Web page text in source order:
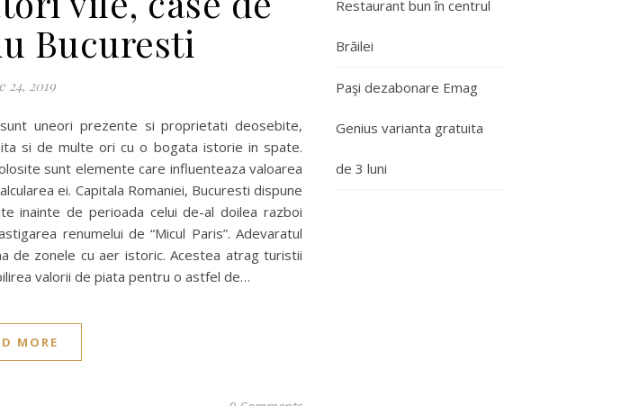
Bucuresti
24, 2019
uneori prezente si proprietati deosebite,
si de multe ori cu o bogata istorie in spate.
sunt elemente care influenteaza valoarea
ei. Capitala Romaniei, Bucuresti dispune
inainte de perioada celui de-al doilea razboi
renumelui de “Micul Paris”. Adevaratul
de zonele cu aer istoric. Acestea atrag turistii
valorii de piata pentru o astfel de…
MORE
Restaurant bun în centrul
Brăilei
Paşi dezabonare Emag
Genius varianta gratuita
de 3 luni